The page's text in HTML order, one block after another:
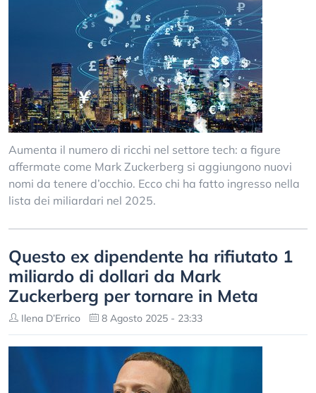
Aumenta il numero di ricchi nel settore tech: a figure
affermate come Mark Zuckerberg si aggiungono nuovi
nomi da tenere d’occhio. Ecco chi ha fatto ingresso nella
lista dei miliardari nel 2025.
Questo ex dipendente ha rifiutato 1
miliardo di dollari da Mark
Zuckerberg per tornare in Meta
Ilena D’Errico 8 Agosto 2025 - 23:33